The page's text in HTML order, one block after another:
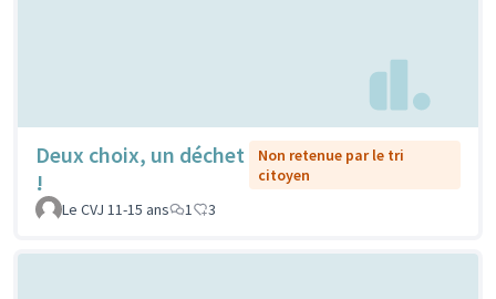
Deux choix, un déchet
!
Non retenue par le tri
citoyen
Le CVJ 11-15 ans
1 3